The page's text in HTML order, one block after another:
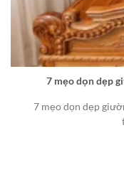
7 mẹo dọn dẹp
7 mẹo dọn dẹp